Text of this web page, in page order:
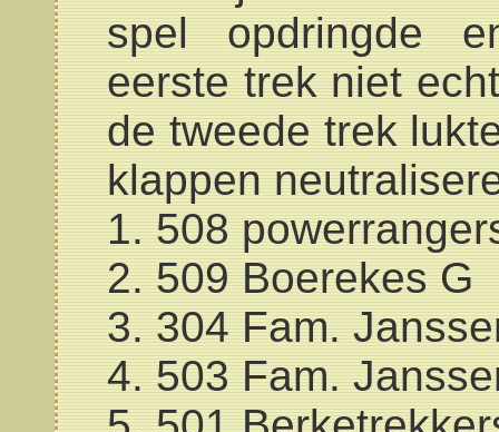
spel opdringde
eerste trek niet
de tweede trek
klappen
1. 508
2. 509 Boerekes G
3. 304 Fam.
4. 503 Fam.